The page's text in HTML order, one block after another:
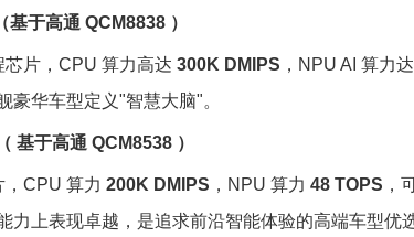
于高通 QCM8838 ）
芯片，CPU 算力高达 300K DMIPS ，NPU AI 算力达
豪华车型定义"智慧大脑"。
基于高通 QCM8538 ）
，CPU 算力 200K DMIPS ，NPU 算力 48 TOPS ，
力上表现卓越，是追求前沿智能体验的高端车型优选